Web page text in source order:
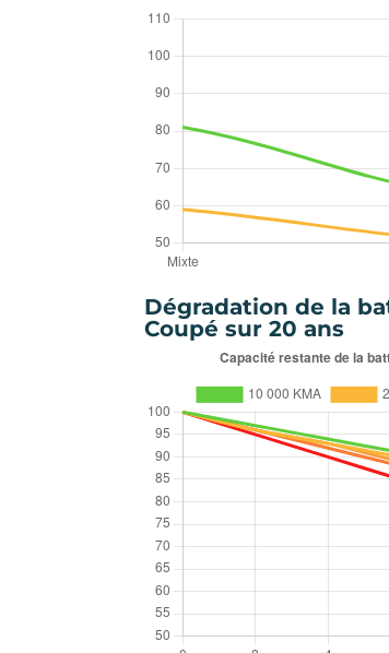
Dégradation de la
Coupé sur 20 ans